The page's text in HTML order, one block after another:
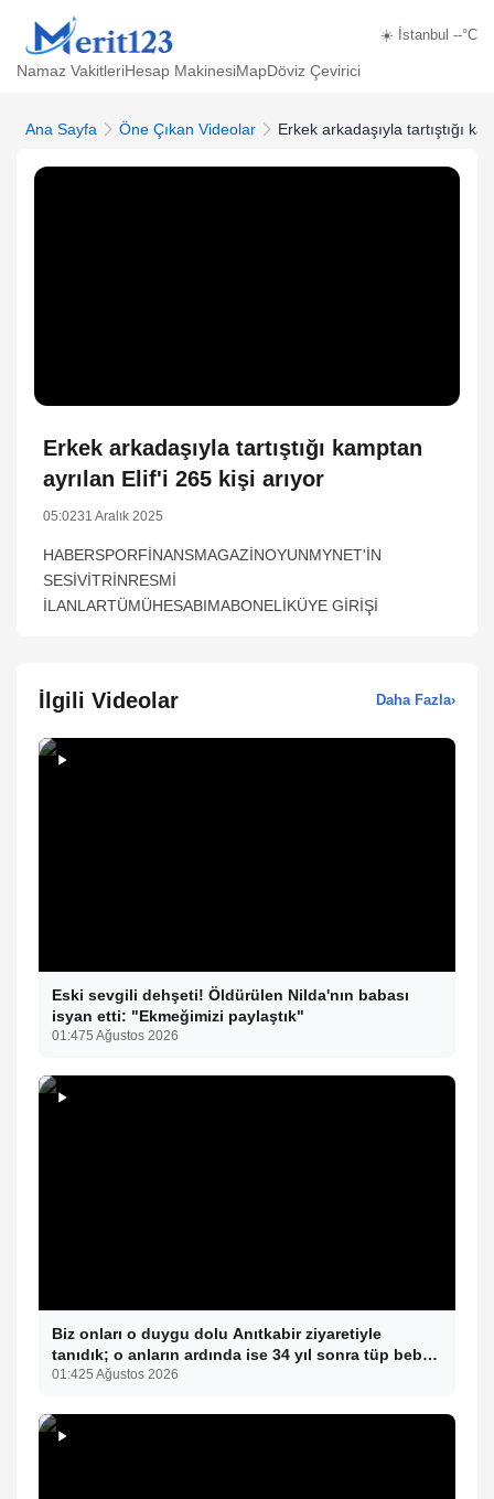
☀️ İstanbul --°C
Namaz VakitleriHesap MakinesiMapDöviz Çevirici
Ana Sayfa Öne Çıkan Videolar Erkek arkadaşıyla tartıştığı
Erkek arkadaşıyla tartıştığı kamptan
ayrılan Elif'i 265 kişi arıyor
05:0231 Aralık 2025
HABERSPORFİNANSMAGAZİNOYUNMYNET'İN
SESİVİTRİNRESMİ
İLANLARTÜMÜHESABIMABONELİKÜYE GİRİŞİ
İlgili Videolar Daha Fazla›
Eski sevgili dehşeti! Öldürülen Nilda'nın babası
isyan etti: "Ekmeğimizi paylaştık"
01:475 Ağustos 2026
Biz onları o duygu dolu Anıtkabir ziyaretiyle
tanıdık; o anların ardında ise 34 yıl sonra tüp bebek
tedavisiyle gelen çifte mucize yatıyor.
01:425 Ağustos 2026